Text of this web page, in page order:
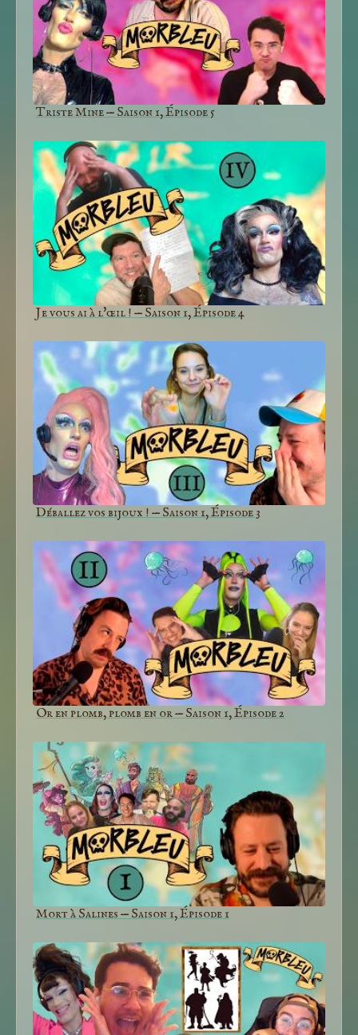
Triste Mine — Saison 1, Épisode 5
Je vous ai à l'œil ! — Saison 1, Épisode 4
Déballez vos bijoux ! — Saison 1, Épisode 3
Or en plomb, plomb en or — Saison 1, Épisode 2
Mort à Salines — Saison 1, Épisode 1